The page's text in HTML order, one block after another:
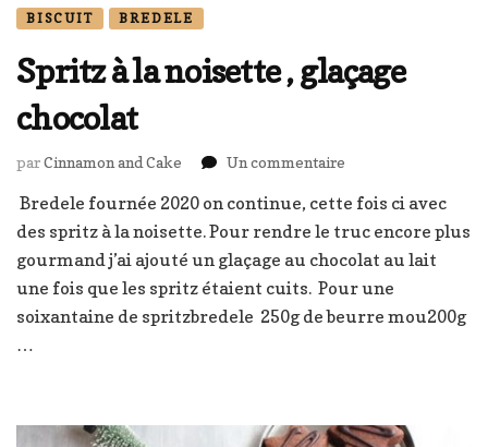
BISCUIT BREDELE
Spritz à la noisette , glaçage
chocolat
parCinnamon and Cake Un commentaire
à
la
noisette
glaçage
chocolat
Bredele fournée 2020 on continue, cette fois ci avec
des spritz à la noisette. Pour rendre le truc encore plus
gourmand j’ai ajouté un glaçage au chocolat au lait
une fois que les spritz étaient cuits. Pour une
soixantaine de spritzbredele 250g de beurre mou200g
…